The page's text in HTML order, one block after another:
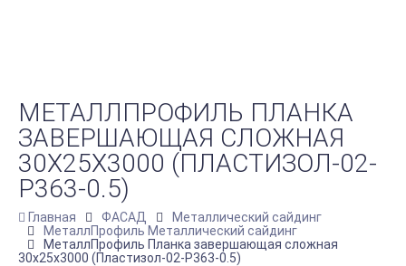
МЕТАЛЛПРОФИЛЬ ПЛАНКА
ЗАВЕРШАЮЩАЯ СЛОЖНАЯ
30Х25Х3000 (ПЛАСТИЗОЛ-02-
Р363-0.5)
Главная ФАСАД
Металлический сайдинг
МеталлПрофиль Металлический сайдинг
МеталлПрофиль Планка завершающая сложная
30х25х3000 (Пластизол-02-Р363-0.5)